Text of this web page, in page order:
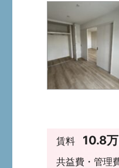
賃料 10.8
共益費・管理